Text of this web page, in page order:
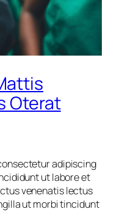
Oterat
adipiscing
ut labore et
venenatis lectus
ut morbi tincidunt